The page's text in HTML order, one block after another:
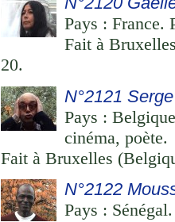
Pays : France.
Fait à
20.
N°2121
Pays :
cinéma, poète.
Fait à Bruxelles
N°2122
Pays :